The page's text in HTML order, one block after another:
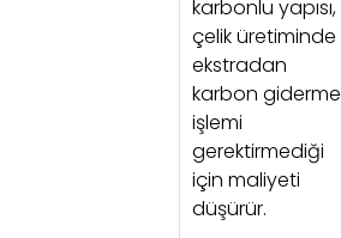
karbonlu yapısı,
çelik üretiminde
ekstradan
karbon giderme
işlemi
gerektirmediği
için maliyeti
düşürür.